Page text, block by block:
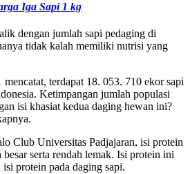
Iga Sapi 1 kg
dengan jumlah sapi pedaging di
tidak kalah memiliki nutrisi yang
terdapat 18. 053. 710 ekor sapi
Ketimpangan jumlah populasi
isi khasiat kedua daging hewan ini?
Club Universitas Padjajaran, isi protein
serta rendah lemak. Isi protein ini
protein pada daging sapi.